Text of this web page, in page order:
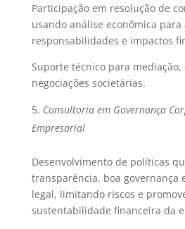
Participação em resolução de
usando análise econômica
responsabilidades e impactos
Suporte técnico para
negociações societárias.
Consultoria em Governança
Empresarial
Desenvolvimento de políticas
transparência, boa governança
legal, limitando riscos e
sustentabilidade financeira da